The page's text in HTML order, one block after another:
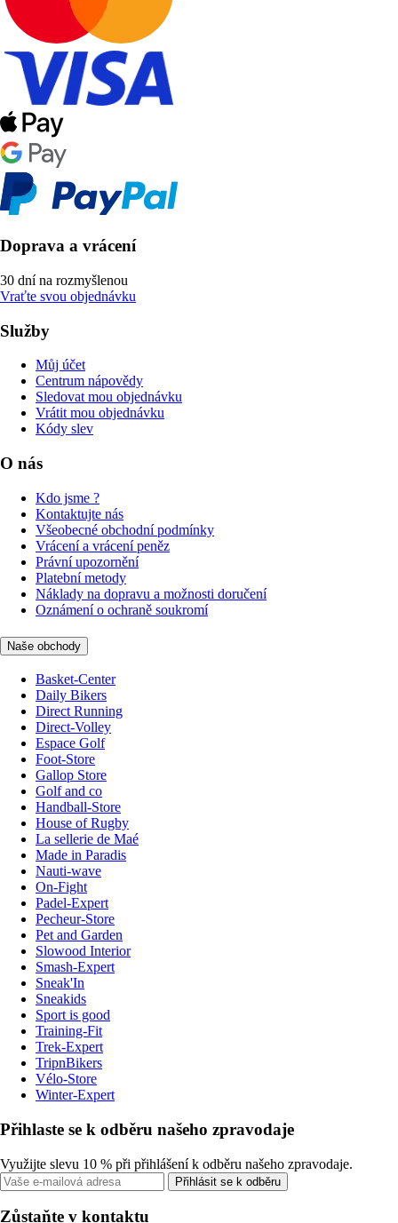
Doprava a vrácení
30 dní na rozmyšlenou
Vraťte svou objednávku
Služby
Můj účet
Centrum nápovědy
Sledovat mou objednávku
Vrátit mou objednávku
Kódy slev
O nás
Kdo jsme ?
Kontaktujte nás
Všeobecné obchodní podmínky
Vrácení a vrácení peněz
Právní upozornění
Platební metody
Náklady na dopravu a možnosti doručení
Oznámení o ochraně soukromí
Naše obchody
Basket-Center
Daily Bikers
Direct Running
Direct-Volley
Espace Golf
Foot-Store
Gallop Store
Golf and co
Handball-Store
House of Rugby
La sellerie de Maé
Made in Paradis
Nauti-wave
On-Fight
Padel-Expert
Pecheur-Store
Pet and Garden
Slowood Interior
Smash-Expert
Sneak'In
Sneakids
Sport is good
Training-Fit
Trek-Expert
TripnBikers
Vélo-Store
Winter-Expert
Přihlaste se k odběru našeho zpravodaje
Využijte slevu 10 % při přihlášení k odběru našeho zpravodaje.
Přihlásit se k odběru
Zůstaňte v kontaktu